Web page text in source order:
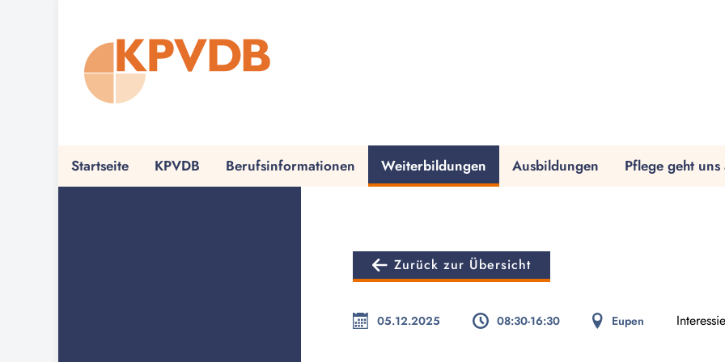
Startseite KPVDB Berufsinformationen Weiterbildungen Ausbildungen Pflege geht uns
Zurück zur Übersicht
05.12.2025 08:30-16:30 Eupen